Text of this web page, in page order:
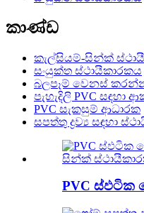
කාණ්ඩ
කැල්සියම්-සින්ක්
සංයුක්ත ස්ථායීකාරකය
බලපෑම් වෙනස්
පැහැදිලි PVC සඳහා
PVC සැකසුම් ආධාරක
සපත්තු ද්‍රව්‍ය සඳහා
PVC ස්ඵටික